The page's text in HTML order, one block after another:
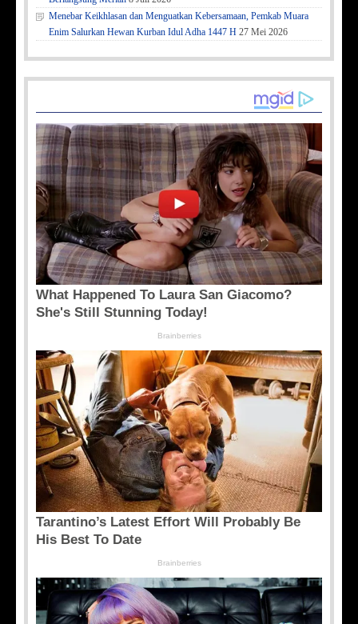
Menebar Keikhlasan dan Menguatkan Kebersamaan, Pemkab Muara
Enim Salurkan Hewan Kurban Idul Adha 1447 H 27 Mei 2026